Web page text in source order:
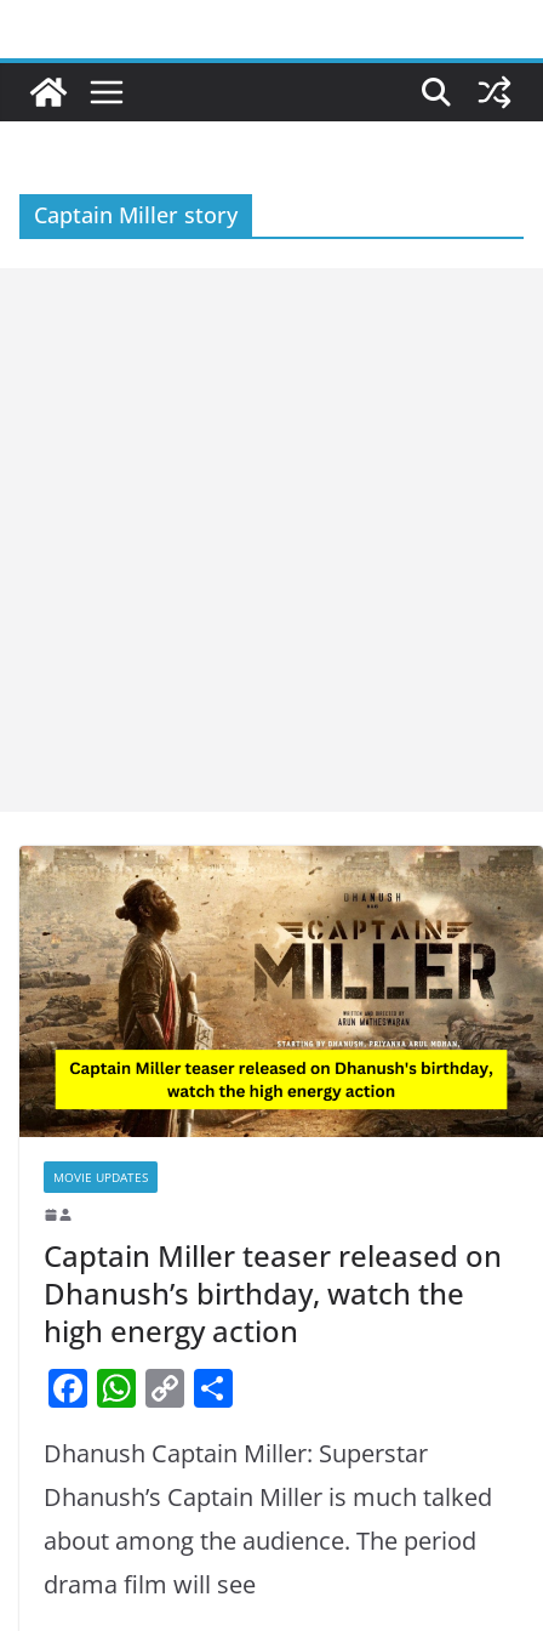
content
Captain Miller story
MOVIE UPDATES
Captain Miller teaser released on
Dhanush’s birthday, watch the
high energy action
F
c
e
b
o
W
at
s
A
p
C
p
y
Li
n
ar
e
Dhanush Captain Miller: Superstar
Dhanush’s Captain Miller is much talked
about among the audience. The period
drama film will see